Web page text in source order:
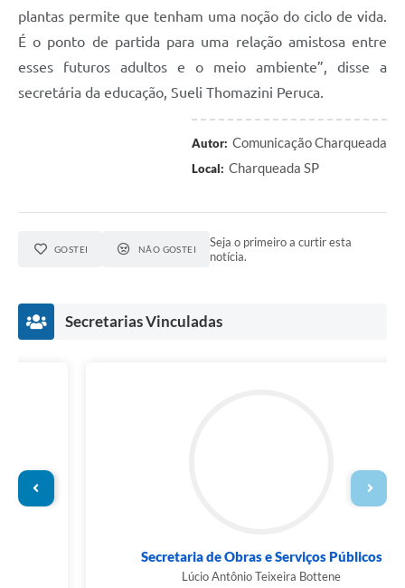
plantas permite que tenham uma noção do ciclo de vida.
É o ponto de partida para uma relação amistosa entre
esses futuros adultos e o meio ambiente”, disse a
secretária da educação, Sueli Thomazini Peruca.
Autor: Comunicação Charqueada
Local: Charqueada SP
GOSTEI NÃO GOSTEI
Seja o primeiro a curtir esta
notícia.
Secretarias Vinculadas
Secretaria de Obras e Serviços Públicos
Lúcio Antônio Teixeira Bottene